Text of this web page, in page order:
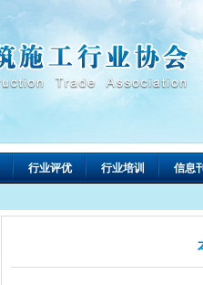
行业评优 行业培训 信息